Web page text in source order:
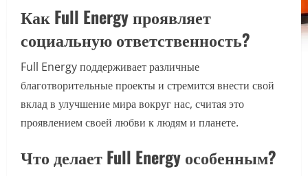
Как Full Energy проявляет
социальную ответственность?
Full Energy поддерживает различные
благотворительные проекты и стремится внести свой
вклад в улучшение мира вокруг нас, считая это
проявлением своей любви к людям и планете.
Что делает Full Energy особенным?